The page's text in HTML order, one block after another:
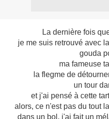
La dernière fois
je me suis retrouvé avec
gouda
ma fameuse
la flegme de
un tour
et j'ai pensé à cette
alors, ce n'est pas du tout
dans un bol, j'ai fait un